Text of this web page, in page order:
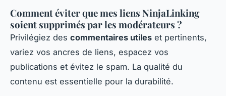
Comment éviter que mes liens NinjaLinking
soient supprimés par les modérateurs ?
Privilégiez des commentaires utiles et pertinents,
variez vos ancres de liens, espacez vos
publications et évitez le spam. La qualité du
contenu est essentielle pour la durabilité.